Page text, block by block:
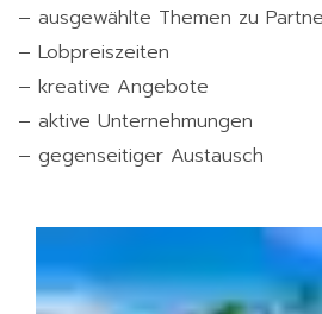
– ausgewählte Themen zu
– Lobpreiszeiten
– kreative Angebote
– aktive Unternehmungen
– gegenseitiger Austausch